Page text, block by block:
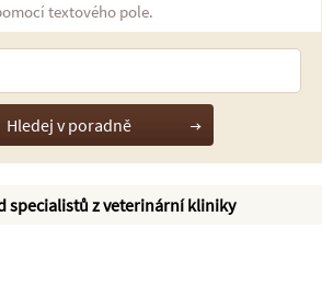
textového pole.
specialistů z veterinární kliniky